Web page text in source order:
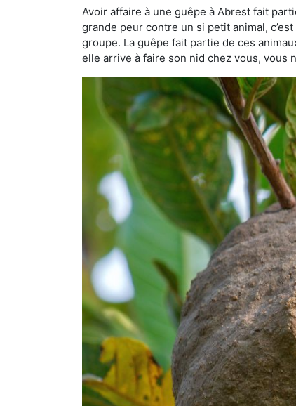
Avoir affaire à une guêpe à Abrest fait
grande peur contre un si petit animal,
groupe. La guêpe fait partie de ces
elle arrive à faire son nid chez vous, vous